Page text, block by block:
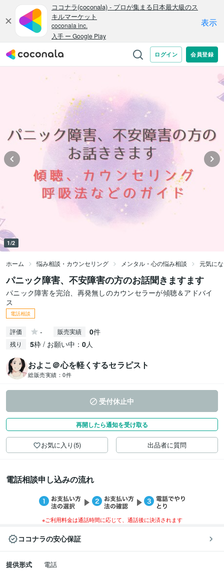
1/2
ホーム 悩み相談・カウンセリング メンタル・心の悩み相談 元気に
パニック障害、不安障害の方のお話聞きますます
パニック障害を完治、再発無しのカウンセラーが傾聴＆アドバイ
ス
電話相談
評価 - 販売実績 0件
残り 5枠 / お願い中： 0人
およこ＠心を軽くするセラピスト
総販売実績： 0件
受付休止中
再開したら通知を受け取る
お気に入り(5) 出品者に質問
電話相談申し込みの流れ
※ご利用料金は通話時間に応じて、通話後に決済されます
ココナラの安心保証
提供形式
電話